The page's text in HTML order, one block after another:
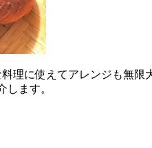
理に使えてアレンジも無
ます。